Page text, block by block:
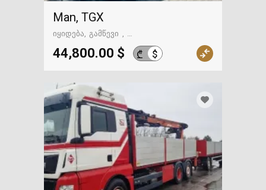
Man, TGX
იყიდება გამწევი
გზაში. საქართველოსკენ
44,800.00 $ ₾ $